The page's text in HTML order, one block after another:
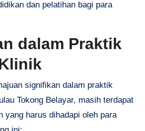
dan pelatihan bagi para
dalam Praktik
signifikan dalam praktik
Tokong Belayar, masih terdapat
yang harus dihadapi oleh para